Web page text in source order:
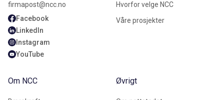
firmapost@ncc.no
Facebook
LinkedIn
Instagram
YouTube
Hvorfor velge NCC
Våre prosjekter
Om NCC Øvrigt